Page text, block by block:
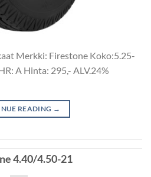
Merkki: Firestone Koko:5.25-
A Hinta: 295,- ALV.24%
READING →
4.40/4.50-21